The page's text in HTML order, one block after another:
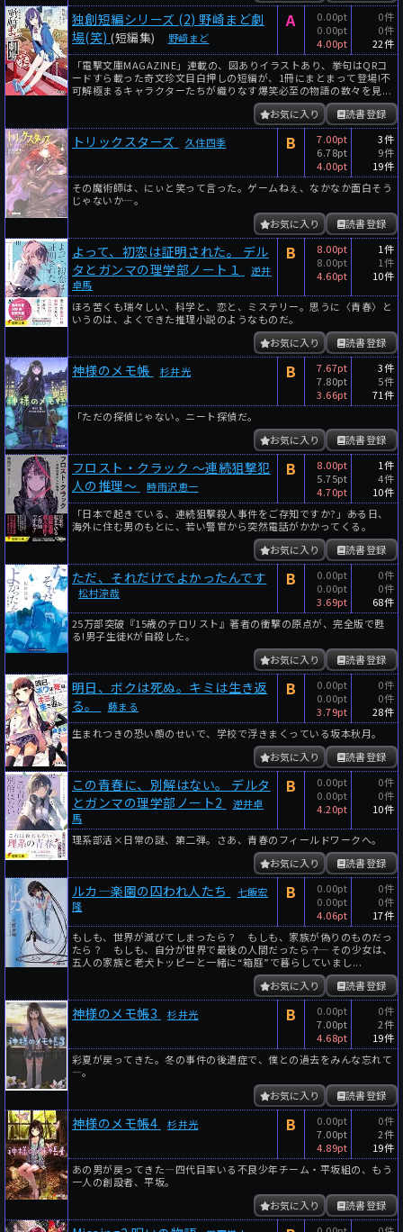
独創短編シリーズ (2) 野崎まど劇
場(笑) (短編集) 野﨑まど
A
0.00pt
0.00pt
4.00pt
0件
0件
22件
「電撃文庫MAGAZINE」連載の、図ありイラストあり、挙句はQRコ
ードすら載った奇文珍文目白押しの短編が、1冊にまとまって登場!不
可解極まるキャラクターたちが織りなす爆笑必至の物語の数々を見...
読書登録
お気に入り
トリックスターズ 久住四季 B
7.00pt
6.78pt
4.00pt
3件
9件
19件
その魔術師は、にぃと笑って言った。ゲームねぇ、なかなか面白そう
じゃないか―。
読書登録
お気に入り
よって、初恋は証明された。 デル
タとガンマの理学部ノート１
逆井
卓馬
B
8.00pt
8.00pt
4.60pt
1件
1件
10件
ほろ苦くも瑞々しい、科学と、恋と、ミステリー。思うに〈青春〉と
いうのは、よくできた推理小説のようなものだ。
読書登録
お気に入り
神様のメモ帳 杉井光 B
7.67pt
7.80pt
3.66pt
3件
5件
71件
「ただの探偵じゃない。ニート探偵だ。
読書登録
お気に入り
フロスト・クラック ～連続狙撃犯
人の推理～
時雨沢恵一
B
8.00pt
5.75pt
4.70pt
1件
4件
10件
「日本で起きている、連続狙撃殺人事件をご存知ですか?」――ある日、
海外に住む男のもとに、若い警官から突然電話がかかってくる。
読書登録
お気に入り
ただ、それだけでよかったんです
松村涼哉
B
0.00pt
0.00pt
3.69pt
0件
0件
68件
25万部突破『15歳のテロリスト』著者の衝撃の原点が、完全版で甦
る!男子生徒Kが自殺した。
読書登録
お気に入り
明日、ボクは死ぬ。キミは生き返
る。
藤まる
B
0.00pt
0.00pt
3.79pt
0件
0件
28件
生まれつきの恐い顔のせいで、学校で浮きまくっている坂本秋月。
読書登録
お気に入り
この青春に、別解はない。 デルタ
とガンマの理学部ノート2
逆井卓
馬
B
0.00pt
0.00pt
4.20pt
0件
0件
10件
理系部活×日常の謎、第二弾。さあ、青春のフィールドワークへ。
読書登録
お気に入り
ルカ―楽園の囚われ人たち
七飯宏
隆
B
0.00pt
0.00pt
4.06pt
0件
0件
17件
もしも、世界が滅びてしまったら？ もしも、家族が偽りのものだっ
たら？ もしも、自分が世界で最後の人間だったら――？ その少女は、
五人の家族と老犬トッピーと一緒に“箱庭”で暮らしていまし...
読書登録
お気に入り
神様のメモ帳3 杉井光 B
0.00pt
7.00pt
4.68pt
0件
2件
19件
彩夏が戻ってきた。冬の事件の後遺症で、僕との過去をみんな忘れて
―。
読書登録
お気に入り
神様のメモ帳4 杉井光 B
0.00pt
7.00pt
4.89pt
0件
2件
19件
あの男が戻ってきた―四代目率いる不良少年チーム・平坂組の、もう
一人の創設者、平坂。
読書登録
お気に入り